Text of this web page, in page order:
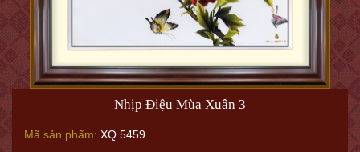
Nhịp Điệu Mùa Xuân 3
Mã sản phẩm: XQ.5459